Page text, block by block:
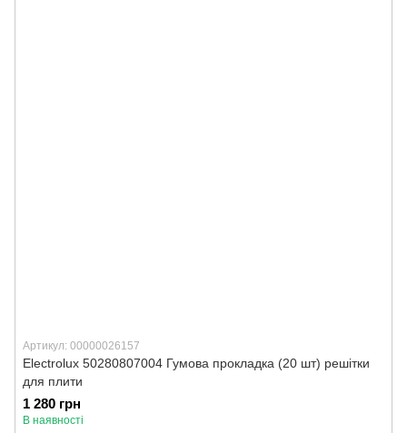
Артикул: 00000026157
Electrolux 50280807004 Гумова прокладка (20 шт) решітки
для плити
1 280 грн
В наявності